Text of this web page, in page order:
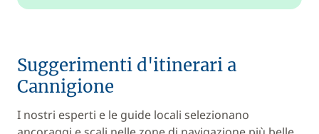
Suggerimenti d'itinerari a
Cannigione
I nostri esperti e le guide locali selezionano